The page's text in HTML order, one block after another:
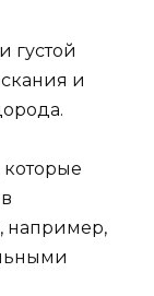
густой
и
например,